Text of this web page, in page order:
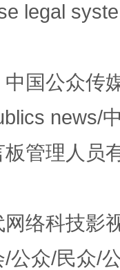
legal
国公众传
news/
管理人员
络科技影
公众/民众/